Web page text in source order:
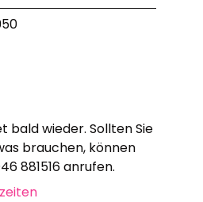
bald wieder. Sollten Sie
brauchen, können
881516 anrufen.